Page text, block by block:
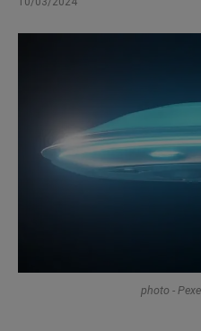
photo -